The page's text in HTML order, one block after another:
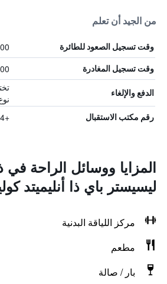
من الجيد أن تعلم
وقت تسجيل الصعود للطائرة
وقت تسجيل المغادرة
الدفع والإلغاء
رقم مكتب الاستقبال +44 844 815 9012
المزايا ووسائل الراحة في
ليسيستر باي ذا أنليميتد
مركز اللياقة البدنية
مطعم
بار / صالة